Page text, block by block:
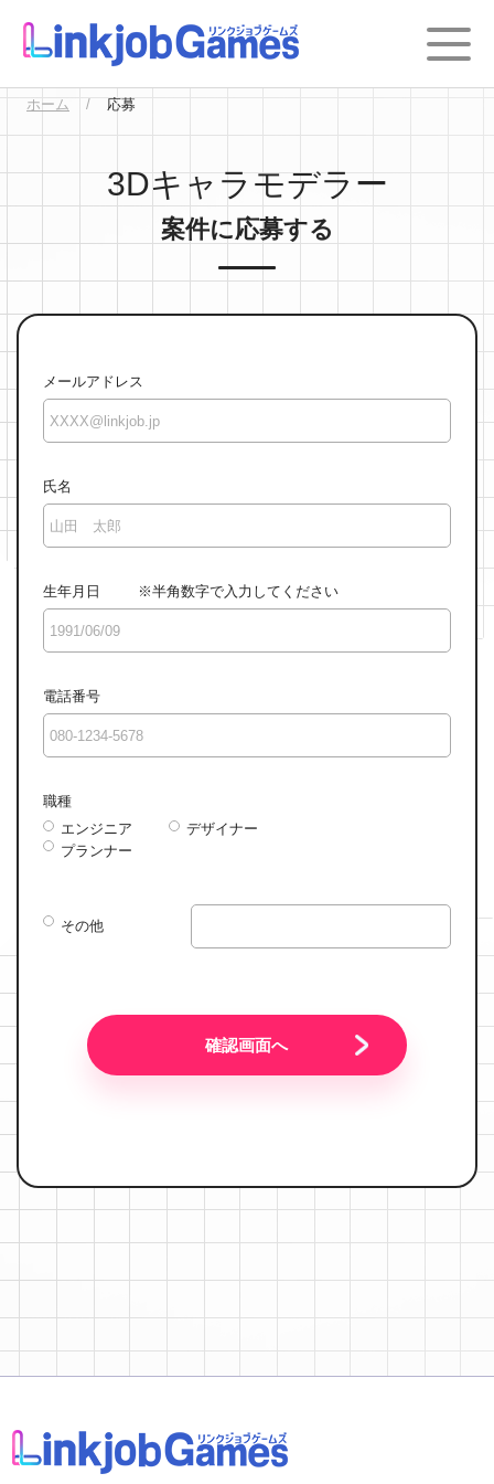
ホーム 応募
3Dキャラモデラー
案件に応募する
メールアドレス
氏名
生年月日 ※半角数字で入力してください
電話番号
職種
エンジニア
デザイナー
プランナー
その他